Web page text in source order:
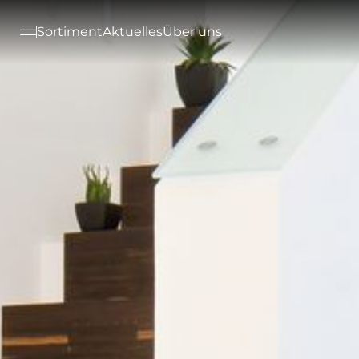
SortimentAktuellesÜber uns